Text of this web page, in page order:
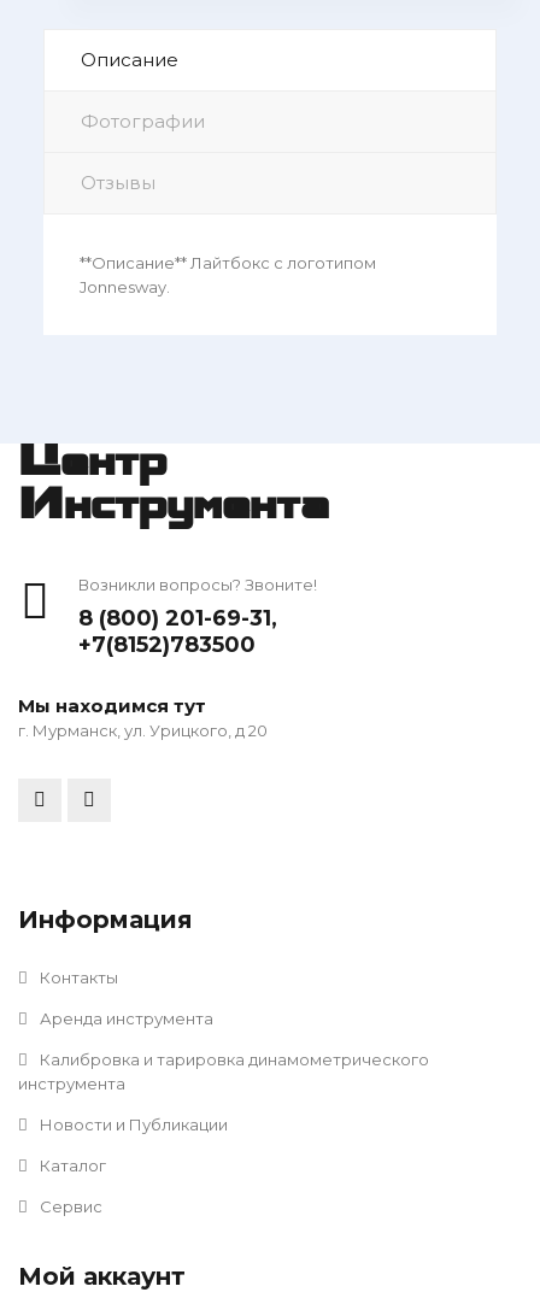
Описание
Фотографии
Отзывы
**Описание** Лайтбокс с логотипом
Jonnesway.
Центр
Инструмента
Возникли вопросы? Звоните!
8 (800) 201-69-31,
+7(8152)783500
Мы находимся тут
г. Мурманск, ул. Урицкого, д 20
Информация
Контакты
Аренда инструмента
Калибровка и тарировка динамометрического
инструмента
Новости и Публикации
Каталог
Сервис
Мой аккаунт